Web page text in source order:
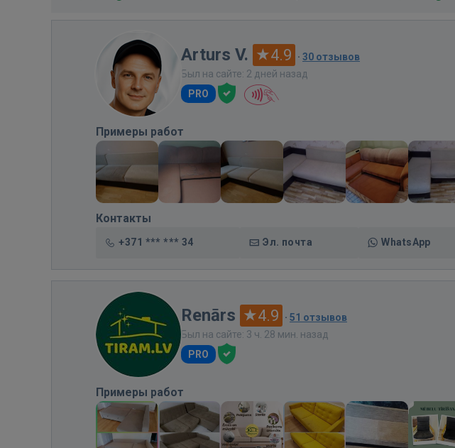
Arturs V. 4.9 · 30 отзывов
Был на сайте: 2 дней назад
PRO
Примеры работ
Контакты
+371 *** *** 34 Эл. почта WhatsApp
Renārs 4.9 · 51 отзывов
Был на сайте: 3 ч. 28 мин. назад
PRO
Примеры работ